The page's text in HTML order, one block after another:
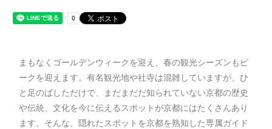
まもなくゴールデンウィークを迎え、春の観光シーズンもピ
ークを迎えます。有名観光地や社寺は混雑していますが、ひ
と足のばしただけで、まだまだだ知られていない京都の歴史
や伝統、文化を今に伝えるスポットが京都にはたくさんあり
ます。そんな、隠れたスポットを京都を熟知した専属ガイド